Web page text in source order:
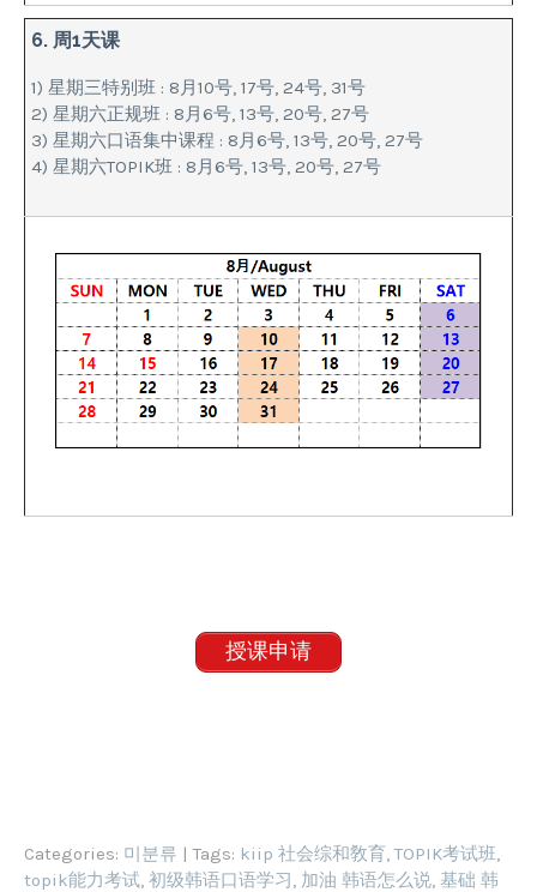
6. 周1天课
1) 星期三特别班 : 8月10号, 17号, 24号, 31号
2) 星期六正规班 : 8月6号, 13号, 20号, 27号
3) 星期六口语集中课程 : 8月6号, 13号, 20号, 27号
4) 星期六TOPIK班 : 8月6号, 13号, 20号, 27号
授课申请
Categories: 미분류 | Tags: kiip 社会综和敎育,TOPIK考试班,
topik能力考试, 初级韩语口语学习, 加油 韩语怎么说, 基础 韩